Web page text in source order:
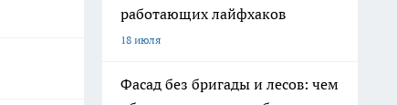
работающих лайфхаков
18 июля
Фасад без бригады и лесов: чем